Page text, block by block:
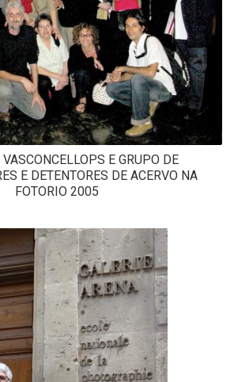
E GRUPO DE
E DETENTORES DE ACERVO NA
FOTORIO 2005